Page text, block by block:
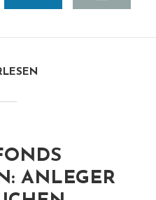
ANLEGER